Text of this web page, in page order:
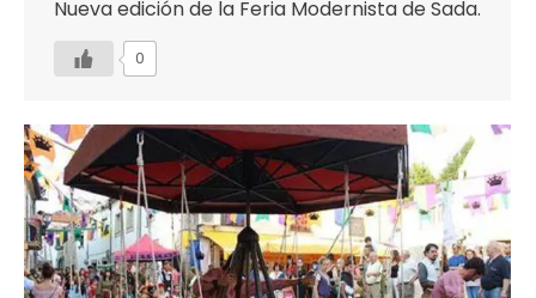
Nueva edición de la Feria Modernista de Sada.
0